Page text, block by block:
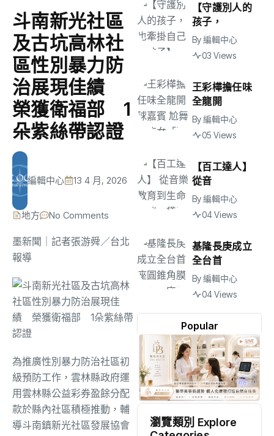
斗南新光社區
及古坑高林社
區性別暴力防
治展現佳績
榮獲衛福部 1
朵紫絲帶認證
編輯中心 13 4 月, 2026
地方 No Comments
墨新聞 ｜記者張游舜／台北
報導
為推廣性別暴力防治社區初
級預防工作，雲林縣政府運
用雲林縣公益彩券盈餘分配
款於縣內社區積極推動，輔
導斗南鎮新光社區發展協會
Popular
【守護別人的
孩子，
By編輯中心
03 Views
王彩樺擔任味
全龍開
By編輯中心
05 Views
【百工達人】
從音
By編輯中心
04 Views
基隆長庚成立
全台首
By編輯中心
04 Views
瀏覽類別 Explore